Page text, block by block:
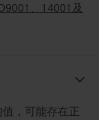
、14001及
，可能存在正